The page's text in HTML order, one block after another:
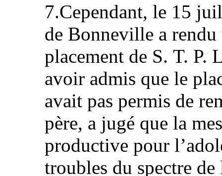
7.Cependant, le 15
de Bonneville a
placement de S. T. P.
avoir admis que le
avait pas permis de
père, a jugé que la
productive pour
troubles du spectre